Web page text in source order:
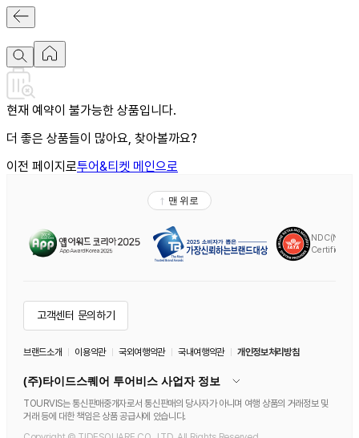
현재 예약이 불가능한 상품입니다.
더 좋은 상품들이 많아요, 찾아볼까요?
이전 페이지로투어&티켓 메인으로